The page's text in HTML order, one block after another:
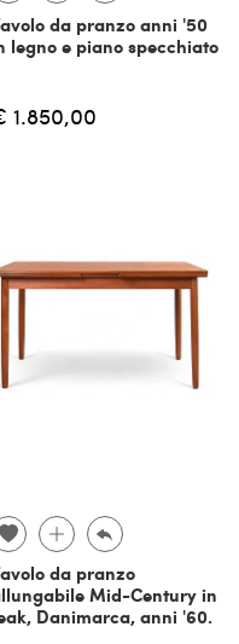
da pranzo anni '50
legno e piano specchiato
1.850,00
da pranzo
Mid-Century in
Danimarca, anni '60.